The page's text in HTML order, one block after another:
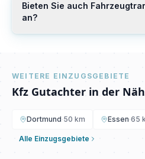
Bieten Sie auch
an?
WEITERE EINZUGSGEBIETE
Kfz Gutachter in der
Dortmund·50 km Essen·65
Alle Einzugsgebiete